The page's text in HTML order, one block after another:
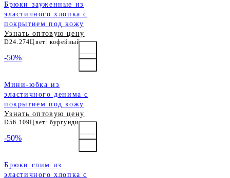
Брюки зауженные из
эластичного хлопка с
покрытием под кожу
Узнать оптовую цену
D24.274Цвет: кофейный
Мини-юбка из
эластичного денима с
покрытием под кожу
Узнать оптовую цену
D56.109Цвет: бургунди
-50%
Брюки слим из
эластичного хлопка с
-50%